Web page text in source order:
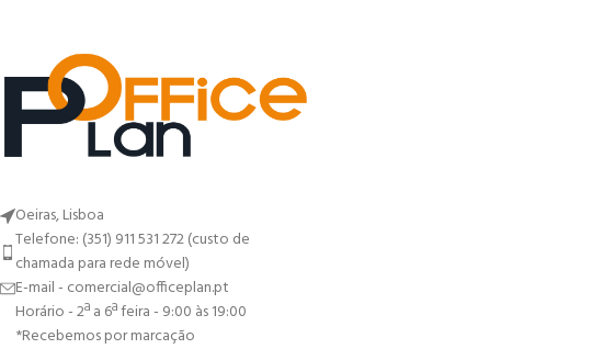
Oeiras, Lisboa
Telefone: (351) 911 531 272 (custo de
chamada para rede móvel)
E-mail - comercial@officeplan.pt
Horário - 2ª a 6ª feira - 9:00 às 19:00
*Recebemos por marcação